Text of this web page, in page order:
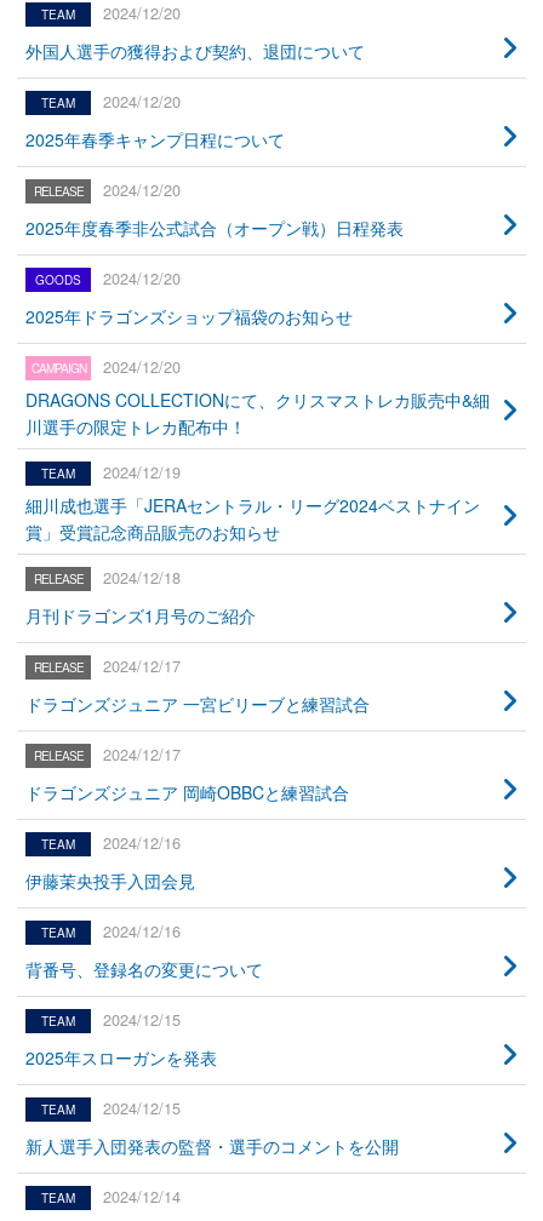
2024/12/20
外国人選手の獲得および契約、退団について
2024/12/20
2025年春季キャンプ日程について
2024/12/20
2025年度春季非公式試合（オープン戦）日程発表
2024/12/20
2025年ドラゴンズショップ福袋のお知らせ
2024/12/20
DRAGONS COLLECTIONにて、クリスマストレカ販売中&細
川選手の限定トレカ配布中！
2024/12/19
細川成也選手「JERAセントラル・リーグ2024ベストナイン
賞」受賞記念商品販売のお知らせ
2024/12/18
月刊ドラゴンズ1月号のご紹介
2024/12/17
ドラゴンズジュニア 一宮ビリーブと練習試合
2024/12/17
ドラゴンズジュニア 岡崎OBBCと練習試合
2024/12/16
伊藤茉央投手入団会見
2024/12/16
背番号、登録名の変更について
2024/12/15
2025年スローガンを発表
2024/12/15
新人選手入団発表の監督・選手のコメントを公開
2024/12/14